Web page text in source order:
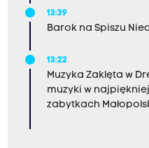
13:39
Barok na Spiszu
13:22
Muzyka Zaklęta w
muzyki w
zabytkach